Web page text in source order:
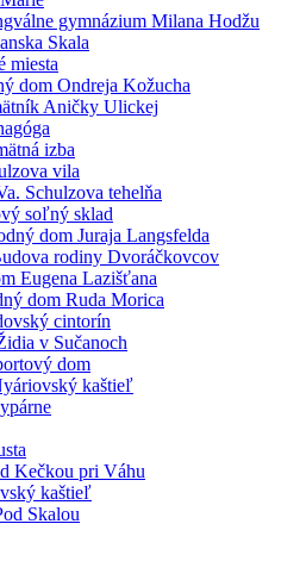
gymnázium Milana Hodžu
Skala
miesta
dom Ondreja Kožucha
Aničky Ulickej
izba
vila
Schulzova tehelňa
soľný sklad
dom Juraja Langsfelda
rodiny Dvoráčkovcov
Eugena Lazišťana
dom Ruda Morica
cintorín
v Sučanoch
dom
kaštieľ
Kečkou pri Váhu
kaštieľ
Skalou